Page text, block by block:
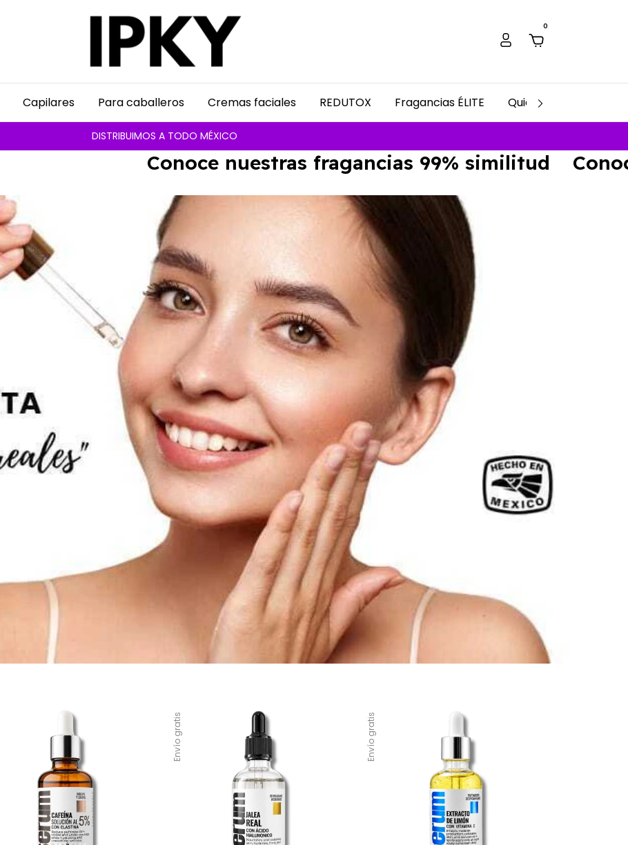
0
Capilares Para caballeros Cremas faciales REDUTOX Fragancias ÉLITE Quiénes Somos
DISTRIBUIMOS A TODO MÉXICO
Conoce nuestras fragancias 99% similitud Conoce
Envío gratis Envío gratis